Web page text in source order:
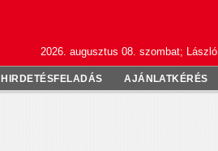
2026. augusztus 08. szombat; László
HIRDETÉSFELADÁS AJÁNLATKÉRÉS